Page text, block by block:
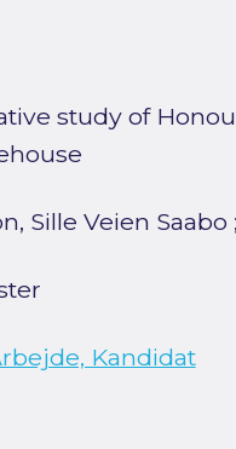
study of
Sille Veien Saabo ;
Kandidat